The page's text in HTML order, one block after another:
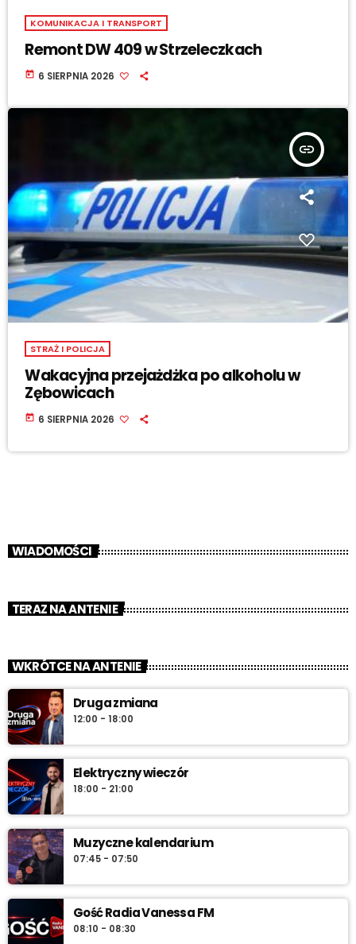
KOMUNIKACJA I TRANSPORT
Remont DW 409 w Strzeleczkach
today 6 SIERPNIA 2026
insert_link
STRAŻ I POLICJA
Wakacyjna przejażdżka po alkoholu w
Zębowicach
today 6 SIERPNIA 2026
WIADOMOŚCI
TERAZ NA ANTENIE
WKRÓTCE NA ANTENIE
Druga zmiana
12:00 - 18:00
Elektryczny wieczór
18:00 - 21:00
Muzyczne kalendarium
07:45 - 07:50
Gość Radia Vanessa FM
08:10 - 08:30